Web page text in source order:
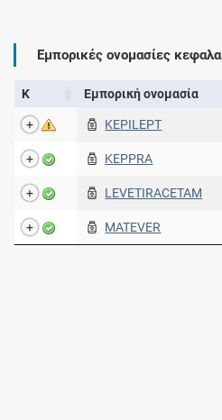
Εμπορικές ονομασίες
Κ Εμπορική ονομασία
KEPILEPT
KEPPRA
LEVETIRACETAM
MATEVER